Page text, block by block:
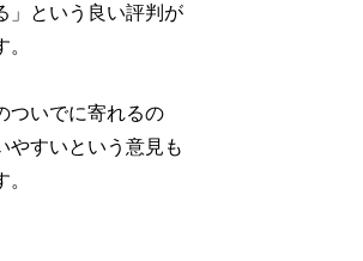
」という良い評判が
ついでに寄れるの
やすいという意見も